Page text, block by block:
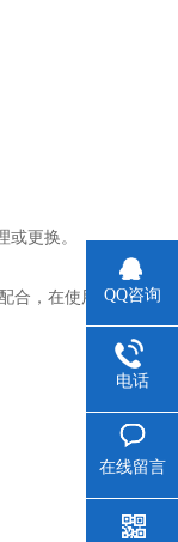
更换。
合，在使用
QQ咨询
电话
在线留言